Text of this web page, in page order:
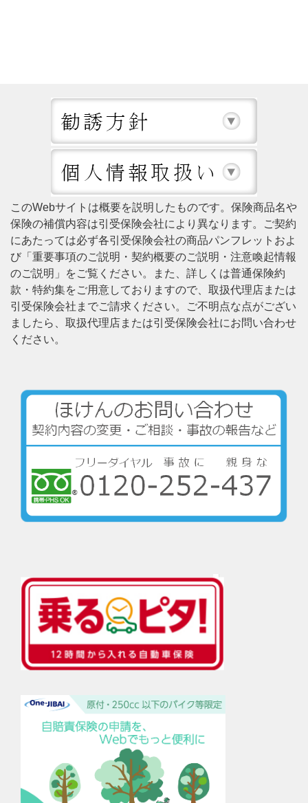
このWebサイトは概要を説明したものです。保険商品名や
保険の補償内容は引受保険会社により異なります。ご契約
にあたっては必ず各引受保険会社の商品パンフレットおよ
び「重要事項のご説明・契約概要のご説明・注意喚起情報
のご説明」をご覧ください。また、詳しくは普通保険約
款・特約集をご用意しておりますので、取扱代理店または
引受保険会社までご請求ください。ご不明点な点がござい
ましたら、取扱代理店または引受保険会社にお問い合わせ
ください。